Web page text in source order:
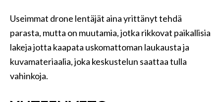
Useimmat drone lentäjät aina yrittänyt tehdä
parasta, mutta on muutamia, jotka rikkovat paikallisia
lakeja jotta kaapata uskomattoman laukausta ja
kuvamateriaalia, joka keskustelun saattaa tulla
vahinkoja.